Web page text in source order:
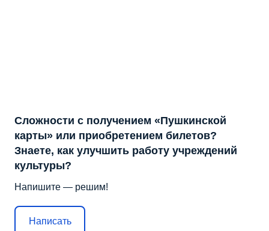
Сложности с получением «Пушкинской
карты» или приобретением билетов?
Знаете, как улучшить работу учреждений
культуры?
Напишите — решим!
Написать